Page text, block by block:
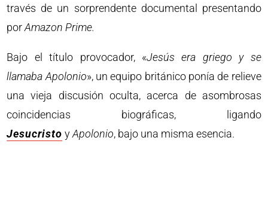
través de un sorprendente documental presentando
porAmazon Prime.
Bajo el título provocador, «Jesús era griego y se
llamaba Apolonio», un equipo británico ponía de relieve
una vieja discusión oculta, acerca de asombrosas
coincidencias biográficas, ligando
Jesucristo yApolonio, bajo una misma esencia.